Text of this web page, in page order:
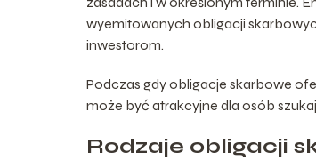
wyemitowanych obligacji
inwestorom.
Podczas gdy obligacje skarbowe
może być atrakcyjne dla osób
Rodzaje obligacji